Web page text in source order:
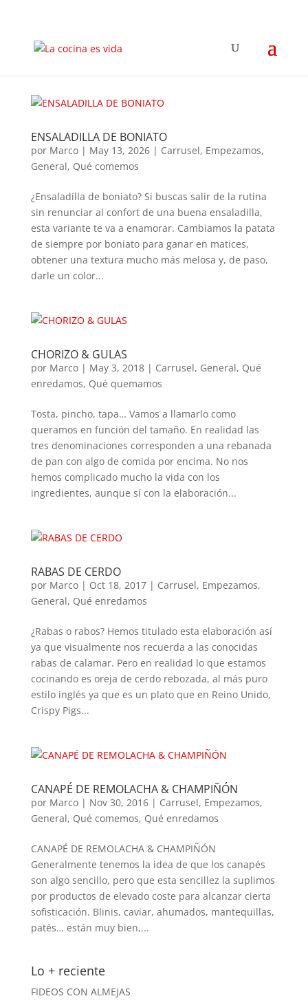
ENSALADILLA DE BONIATO
por Marco| May 13, 2026| Carrusel, Empezamos,
General, Qué comemos
¿Ensaladilla de boniato? Si buscas salir de la rutina
sin renunciar al confort de una buena ensaladilla,
esta variante te va a enamorar. Cambiamos la patata
de siempre por boniato para ganar en matices,
obtener una textura mucho más melosa y, de paso,
darle un color...
CHORIZO & GULAS
por Marco| May 3, 2018| Carrusel, General, Qué
enredamos, Qué quemamos
Tosta, pincho, tapa… Vamos a llamarlo como
queramos en función del tamaño. En realidad las
tres denominaciones corresponden a una rebanada
de pan con algo de comida por encima. No nos
hemos complicado mucho la vida con los
ingredientes, aunque sí con la elaboración...
RABAS DE CERDO
por Marco| Oct 18, 2017| Carrusel, Empezamos,
General, Qué enredamos
¿Rabas o rabos? Hemos titulado esta elaboración así
ya que visualmente nos recuerda a las conocidas
rabas de calamar. Pero en realidad lo que estamos
cocinando es oreja de cerdo rebozada, al más puro
estilo inglés ya que es un plato que en Reino Unido,
Crispy Pigs...
CANAPÉ DE REMOLACHA & CHAMPIÑÓN
por Marco| Nov 30, 2016| Carrusel, Empezamos,
General, Qué comemos, Qué enredamos
CANAPÉ DE REMOLACHA & CHAMPIÑÓN
Generalmente tenemos la idea de que los canapés
son algo sencillo, pero que esta sencillez la suplimos
por productos de elevado coste para alcanzar cierta
sofisticación. Blinis, caviar, ahumados, mantequillas,
patés… están muy bien,...
Lo + reciente
FIDEOS CON ALMEJAS